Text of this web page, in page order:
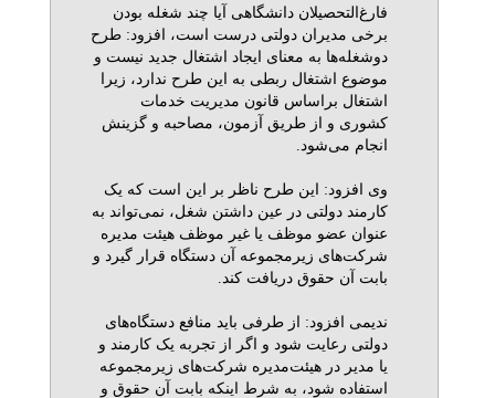
فارغ‌التحصیلان دانشگاهی آیا چند شغله بودن
برخی مدیران دولتی درست است، افزود: طرح
دوشغله‌ها به معنای ایجاد اشتغال جدید نیست و
موضوع اشتغال ربطی به این طرح ندارد، زیرا
اشتغال براساس قانون مدیریت خدمات
کشوری و از طریق آزمون، مصاحبه و گزینش
انجام می‌شود.
وی افزود: این طرح ناظر بر این است که یک
کارمند دولتی در عین داشتن شغل، نمی‌تواند به
عنوان عضو موظف یا غیر موظف هیئت مدیره
شرکت‌های زیرمجموعه آن دستگاه قرار گیرد و
بابت آن حقوق دریافت کند.
ندیمی افزود: از طرفی باید منافع دستگاه‌های
دولتی رعایت شود و اگر از تجربه یک کارمند و
یا مدیر در هیئت‌مدیره شرکت‌های زیرمجموعه
استفاده شود، به شرط اینکه بابت آن حقوق و